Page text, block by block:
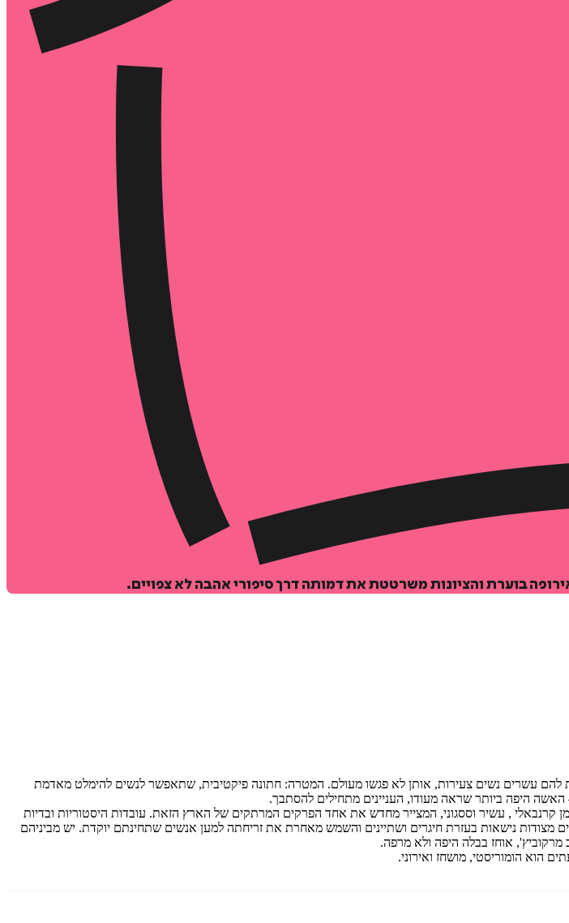
בוערת והציונות משרטטת את דמותה דרך סיפורי אהבה לא צפויים.
להם עשרים נשים צעירות, אותן לא פגשו מעולם. המטרה: חתונה פיקטיבית, שתאפשר לנשים להימלט מאדמת
האשה היפה ביותר שראה מעודו, העניינים מתחילים להסתבך.
קרנבאלי , עשיר וססגוני, המצייר מחדש את אחד הפרקים המרתקים של הארץ הזאת. עובדות היסטוריות ובדיות
מצודות נישאות בעזרת חיגרים ושתיינים והשמש מאחרת את זריחתה למען אנשים שתחינתם יוקדת. יש מביניהם
מרקוביץ', אוחז בבלה היפה ולא מרפה.
הוא הומוריסטי, מושחז ואירוני.